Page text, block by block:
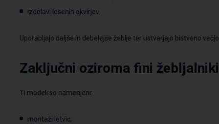
izdelavi lesenih okvirjev.
Uporabljajo daljše in debelejše žeblje ter ustvarjajo bistveno
Zaključni oziroma fini žebljalniki
Ti modeli so namenjeni:
montaži letvic,